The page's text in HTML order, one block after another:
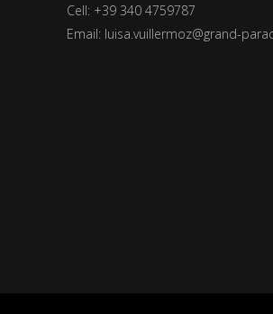
Cell: +39 340 4759787
Email: luisa.vuillermoz@grand-